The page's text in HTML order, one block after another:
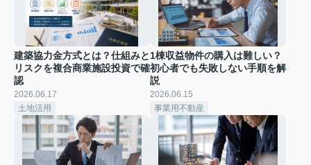
建築協力金方式とは？仕組みと
リスクを複合商業施設投資で確
認
2026.06.17
土地活用
1棟収益物件の購入は難しい？
初心者でも失敗しない手順を解
説
2026.06.15
事業用不動産